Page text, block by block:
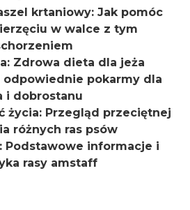
krtaniowy: Jak pomóc
w walce z tym
Zdrowa dieta dla jeża
pokarmy dla
i dobrostanu
życia: Przegląd przeciętnej
różnych ras psów
Podstawowe informacje i
rasy amstaff